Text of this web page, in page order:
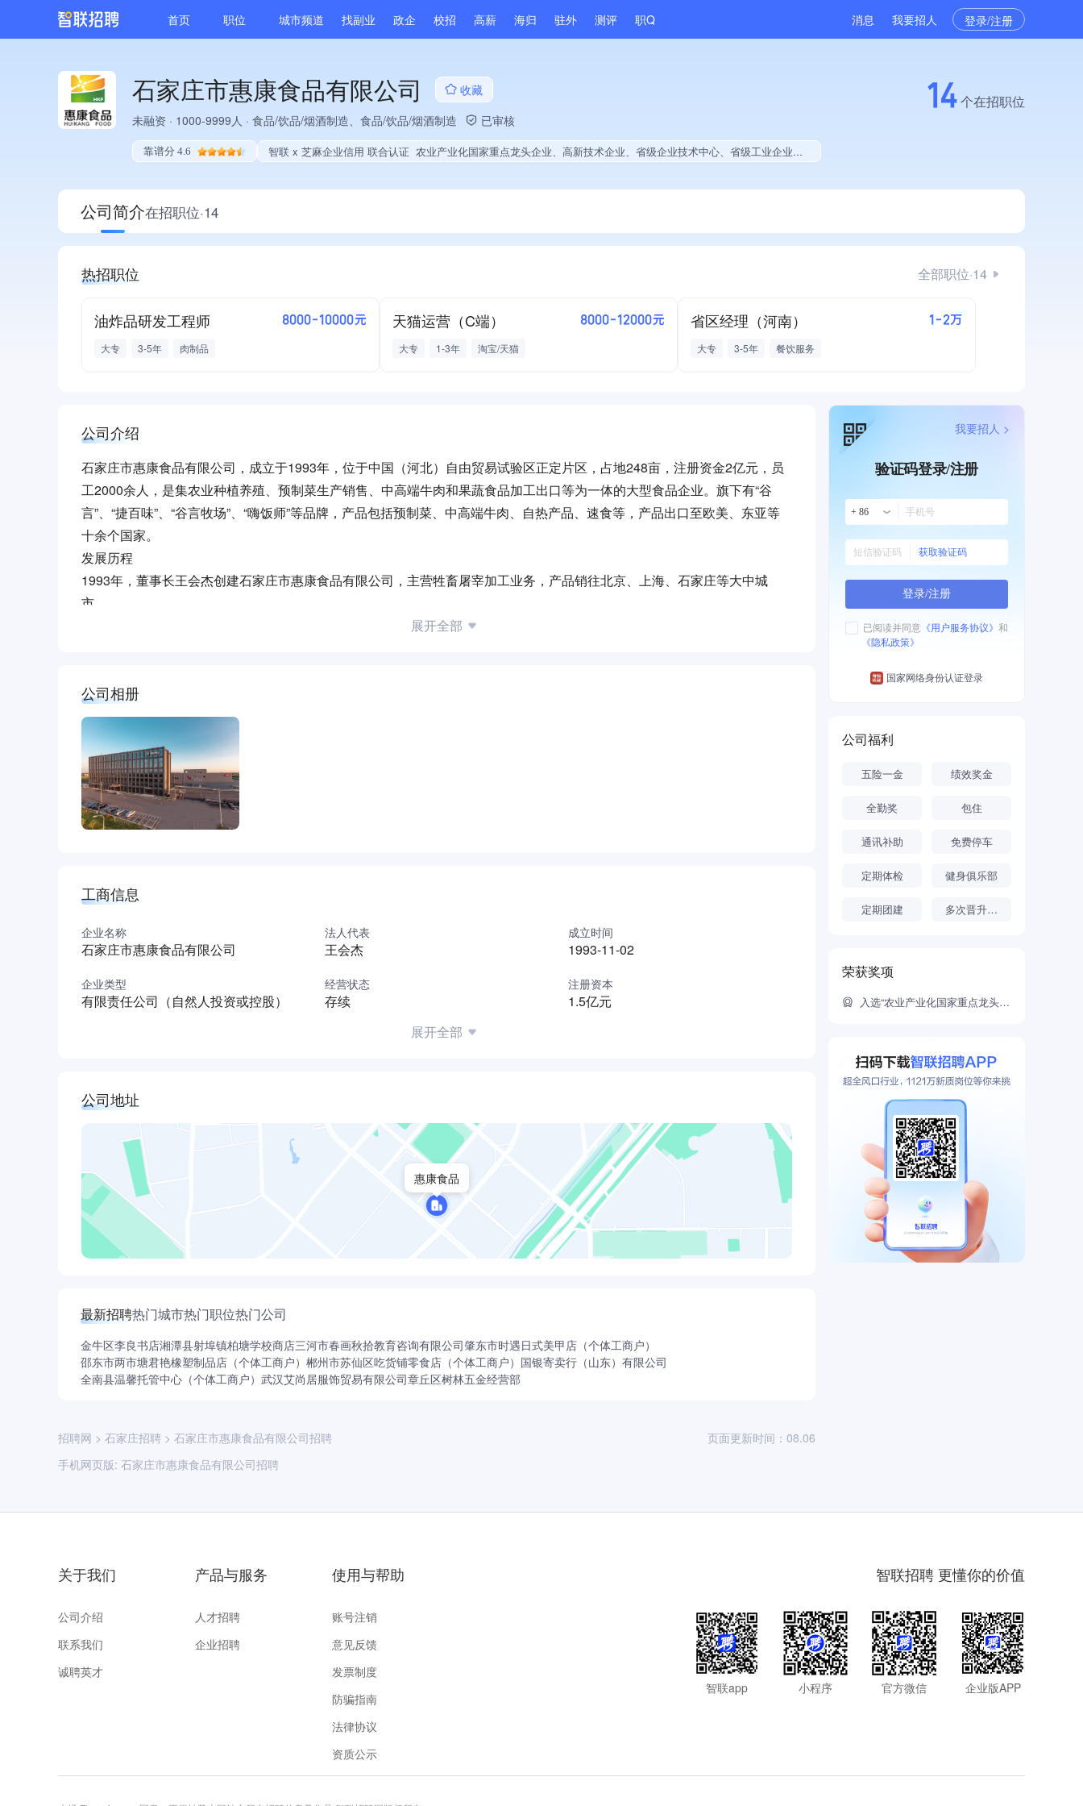
首页 职位 城市频道 找副业 政企 校招 高薪 海归 驻外 测评 职Q 消息 我要招人 登录/注册
石家庄市惠康食品有限公司
收藏
未融资 · 1000-9999人 · 食品/饮品/烟酒制造、食品/饮品/烟酒制造 已审核
靠谱分 4.6 智联 x 芝麻企业信用 联合认证 农业产业化国家重点龙头企业、高新技术企业、省级企业技术中心、省级工业企业研发机构、政府供应商、战略性新兴领域创新能力、绝对控股4家公司、薪资水平全省同行前20%、旗下品牌同行前5%、A级纳税人、多产业布局、拥有节能环保技术、拥有自主品牌、拥有发明专利、专利授权量同领域前10%、技术布局行业领先、经营年限全国同行前5%、集团核心成员、权威管理体系认证、创新型中小企业、大学生就业贡献、2025年公开项目中标、拥有绿色资质、拥有工艺创新能力
14个在招职位
公司简介在招职位·14
热招职位 全部职位·14
油炸品研发工程师 8000-10000元
大专 3-5年 肉制品
天猫运营（C端） 8000-12000元
大专 1-3年 淘宝/天猫
省区经理（河南） 1-2万
大专 3-5年 餐饮服务
公司介绍
石家庄市惠康食品有限公司，成立于1993年，位于中国（河北）自由贸易试验区正定片区，占地248亩，注册资金2亿元，员
工2000余人，是集农业种植养殖、预制菜生产销售、中高端牛肉和果蔬食品加工出口等为一体的大型食品企业。旗下有“谷
言”、“捷百味”、“谷言牧场”、“嗨饭师”等品牌，产品包括预制菜、中高端牛肉、自热产品、速食等，产品出口至欧美、东亚等
十余个国家。
发展历程
1993年，董事长王会杰创建石家庄市惠康食品有限公司，主营牲畜屠宰加工业务，产品销往北京、上海、石家庄等大中城
市。
1997年，公司成为河北省首家拥有进出口权的民营食品企业。
2015年，创立“谷言”品牌并在国家商标局成功注册，正式拓展国内冷冻预制菜市场。
2016年，与日本SFOODS新西兰和牛牧场合作，创立“谷言牧场”养殖基地。
2017年惠康被农业农村部评为“全国主食加工业示范企业”
2018年，总投资额4.5亿元的预制菜生产基地项目一期开工建设。
2019年，荣获“农业产业化国家重点龙头企业”荣誉称号。
2020年，惠康预制菜生产基地项目一期投产运营，公司实现跨越发展。
企业荣誉
2018年11月，惠康食品荣获河北省高新技术企业证书
2019年，石家庄市惠康食品有限公司荣获“农业产业化国家重点龙头企业”。
研发实力
惠康被认定为“河北省企业技术中心”、“河北省高新技术企业”、“市级工程技术研究中心”、“石家庄市果蔬及肉类深加工技术创
新中心”。 惠康食品研发中心面积近2018m2，研发团队由食品科学、营养学高学历人员，以及56名星级大厨组成，精通各种
惠康拥有8栋生产车间，10余条自动化生产流水线，其中谷言冷冻预制菜生产流水线是目前国内同行业中自动化水平最高、连
线长度最长的生产线。生产能力日产160吨，年产值40亿，是国内自动化综合型预制菜生产基地。
严苛的品控体系
食品安全，重于泰山！惠康严格遵循ISO9001、HACCP、GMP、SSOP质量安全控制体系。紧抓源头、严苛检测，形成了从
田间到餐桌的可追溯体系，确保产品优质稳定，让消费者吃得更安心。
领先的急冻技术
惠康拥有全国首台可同时速冻3组产品的7层多列往复式速冻隧道，速冻隧道长度达756米，工况范围涵盖多个温度区间，运行
速度远高于国家标准，领先的急冻技术，锁住菜品刚出锅的味道。
预制菜产品在天猫旗舰店连续三年同品类销量第一！
丰富的产品体系
石家庄市惠康食品有限公司拥有谷言料理包、谷言家宴菜系列产品（谷言牛套皮、正定八大碗、酸菜鱼、黄焖鸡、火锅鸡、蜀
“惠泽天下，健康万家”，石家庄市惠康食品有限公司秉承“极致做事，简单做人”的企业精神致力于便捷烹饪，励志于服务民
生，切实履行好“农业产业化国家重点龙头企业”的使命，引领行业健康发展。
展开全部
公司相册
工商信息
企业名称
石家庄市惠康食品有限公司
法人代表
王会杰
成立时间
1993-11-02
企业类型
有限责任公司（自然人投资或控股）
经营状态
存续
注册资本
1.5亿元
展开全部
公司地址
惠康食品
最新招聘热门城市热门职位热门公司
金牛区李良书店湘潭县射埠镇柏塘学校商店三河市春画秋拾教育咨询有限公司肇东市时遇日式美甲店（个体工商户）
邵东市两市塘君艳橡塑制品店（个体工商户） 郴州市苏仙区吃货铺零食店（个体工商户） 国银寄卖行（山东）有限公司
全南县温馨托管中心（个体工商户） 武汉艾尚居服饰贸易有限公司章丘区树林五金经营部
招聘网 > 石家庄招聘 > 石家庄市惠康食品有限公司招聘
手机网页版: 石家庄市惠康食品有限公司招聘
页面更新时间：08.06
验证码登录/注册
+ 86
获取验证码
登录/注册
已阅读并同意 《用户服务协议》 和
《隐私政策》
国家网络身份认证登录
我要招人 >
公司福利
五险一金 绩效奖金
全勤奖 包住
通讯补助 免费停车
定期体检 健身俱乐部
定期团建 多次晋升机会
荣获奖项
入选“农业产业化国家重点龙头企业名单
关于我们
公司介绍
联系我们
诚聘英才
产品与服务
人才招聘
企业招聘
使用与帮助
账号注销
意见反馈
发票制度
防骗指南
法律协议
资质公示
智联招聘 更懂你的价值
智联app 小程序 官方微信 企业版APP